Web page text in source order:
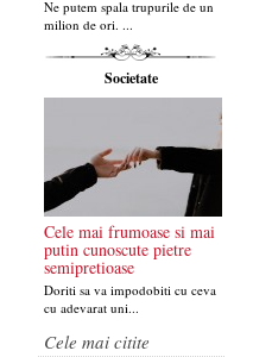
Ne putem spala trupurile de un
milion de ori. ...
Societate
Cele mai frumoase si mai
putin cunoscute pietre
semipretioase
Doriti sa va impodobiti cu ceva
cu adevarat uni...
Cele mai citite